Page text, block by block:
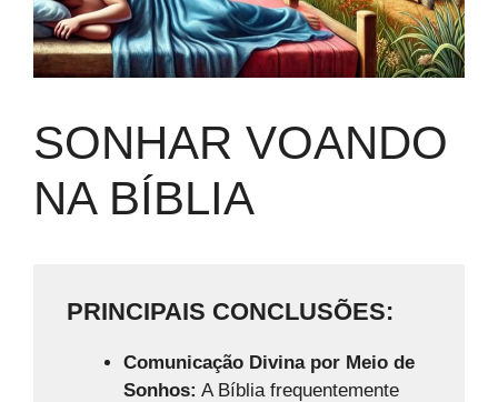
SONHAR VOANDO
NA BÍBLIA
PRINCIPAIS CONCLUSÕES:
Comunicação Divina por Meio de
Sonhos: A Bíblia frequentemente